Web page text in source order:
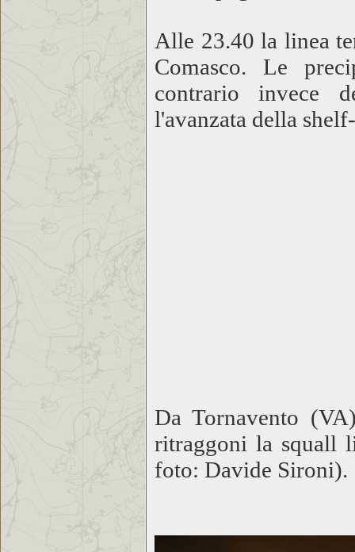
Alle 23.40 la linea
Comasco. Le
contrario invece
l'avanzata della
Da Tornavento
ritraggoni la squall
foto: Davide Sironi).